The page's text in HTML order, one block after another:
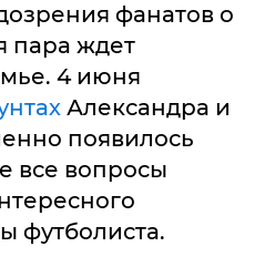
фанатов о
пара ждет
4 июня
Александра и
появилось
все вопросы
футболиста.